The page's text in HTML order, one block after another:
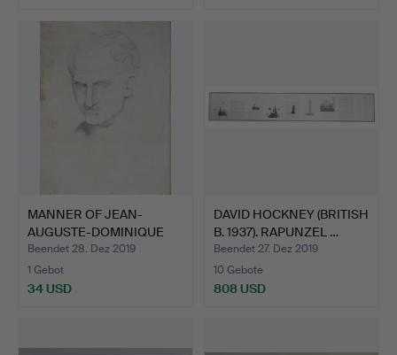
MANNER OF JEAN-
AUGUSTE-DOMINIQUE
INGRES. S…
Beendet 28. Dez 2019
1 Gebot
34 USD
DAVID HOCKNEY (BRITISH
B. 1937). RAPUNZEL …
Beendet 27. Dez 2019
10 Gebote
808 USD